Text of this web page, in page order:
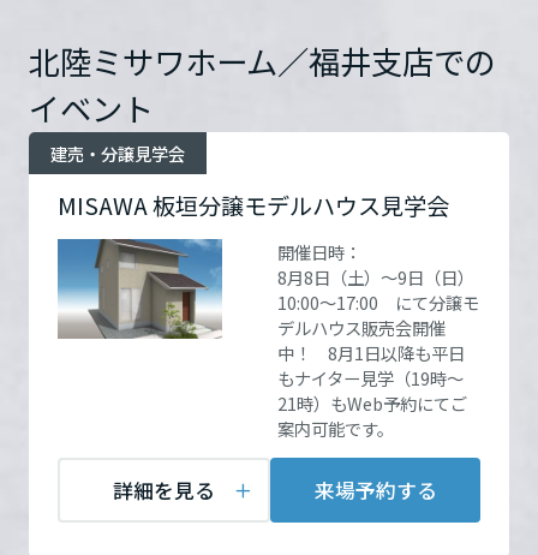
売る [MISAWA RELAY]
住まいの売却
これから住まいをご検討の方
多彩な動画やこだわりが詰まった建築実例、注目の最新情報など、住
まいづくりを楽しく学べるデジタルラウンジです。
土地活用の基礎から長期安定経営を目指すオーナー様まで、賃貸経営
に役立つ多彩な情報を幅広くお届けします。
ホームラウンジ 土地活用・賃貸経営
これからリフォームをご検討の方
実例動画や基礎知識、収納の工夫など、理想の住まいを叶えるリフォ
ームの具体策とアイデアを豊富にご用意しています。
すべてのフィールドに新しい価値をデザインし、持続可能な未来志向
のまちづくりを実現していきます。
ミサワホームオーナーさま・リフォーム工事ご契約者さまとミサワホ
ームを結ぶコミュニケーションサイト。お得・便利・安心なコンテン
ツや、ミサワホームからの大切なお知らせなど配信しています。
ミサワオーナーズクラブ
採用情報
新卒者採用
障がい者採用
海外事業
北陸ミサワホーム／福井支店での
イベント
MISAWA 板垣分譲モデルハウス見学会
建売・分譲見学会
開催日時：
8月8日（土）～9日（日）
10:00～17:00 にて分譲モ
デルハウス販売会開催
中！ 8月1日以降も平日
もナイター見学（19時～
21時）もWeb予約にてご
案内可能です。
詳細を見る 来場予約する
関東
茨城県
栃木県
群馬県
千葉県
ミサワホームがお手伝いします！
事前ご連絡・Web予約希望欄に、希望エリ
ア・坪数・予算をご記入いただければ、事前
に土地情報をご準備させて頂きます。
この3日間で事前Web来場ご予約の方には
某有名珈琲店ギフト券1000円分 ＆ ミッフ
ィージャンボバスタオル の W（ダブル）プ
中！ 8月1日以降も平日も
時）もWeb予約にてご案内
開催場所
福井市板垣2丁目1722番3
詳細を見る
0120-319-330
担当者：営業課
来場予約する